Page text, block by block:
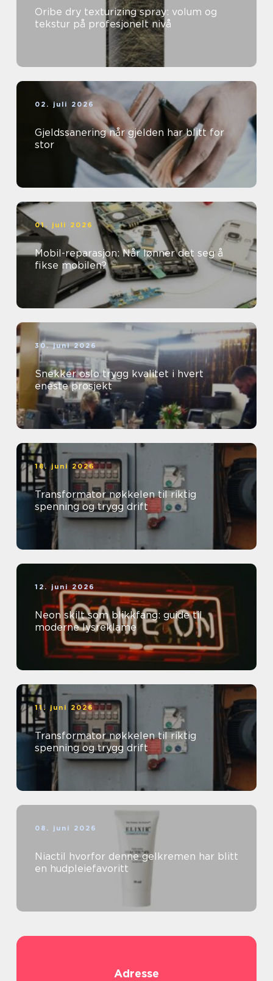
Oribe dry texturizing spray: volum og
tekstur på profesjonelt nivå
02. juli 2026
Gjeldssanering når gjelden har blitt for
stor
01. juli 2026
Mobil-reparasjon: Når lønner det seg å
fikse mobilen?
30. juni 2026
Snekker oslo trygg kvalitet i hvert
eneste prosjekt
18. juni 2026
Transformator nøkkelen til riktig
spenning og trygg drift
12. juni 2026
Neon skilt som blikkfang: guide til
moderne lysreklame
11. juni 2026
Transformator nøkkelen til riktig
spenning og trygg drift
08. juni 2026
Niactil hvorfor denne gelkremen har blitt
en hudpleiefavoritt
Adresse